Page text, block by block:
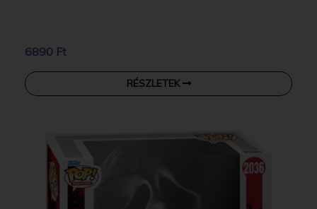
6890 Ft
RÉSZLETEK